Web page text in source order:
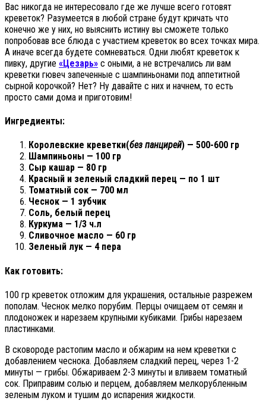
Вас никогда не интересовало где же лучше всего готовят
креветок? Разумеется в любой стране будут кричать что
конечно же у них, но выяснить истину вы сможете только
попробовав все блюда с участием креветок во всех точках мира.
А иначе всегда будете сомневаться. Одни любят креветок к
пивку, другие «Цезарь» с оными, а не встречались ли вам
креветки гювеч запеченные с шампиньонами под аппетитной
сырной корочкой? Нет? Ну давайте с них и начнем, то есть
просто сами дома и приготовим!
Ингредиенты:
Королевские креветки(без панцирей) — 500-600 гр
Шампиньоны — 100 гр
Сыр кашар — 80 гр
Красный и зеленый сладкий перец — по 1 шт
Томатный сок — 700 мл
Чеснок — 1 зубчик
Соль, белый перец
Куркума — 1/3 ч.л
Сливочное масло — 60 гр
Зеленый лук — 4 пера
Как готовить:
100 гр креветок отложим для украшения, остальные разрежем
пополам. Чеснок мелко порубим. Перцы очищаем от семян и
плодоножек и нарезаем крупными кубиками. Грибы нарезаем
пластинками.
В сковороде растопим масло и обжарим на нем креветки с
добавлением чеснока. Добавляем сладкий перец, через 1-2
минуты — грибы. Обжариваем 2-3 минуты и вливаем томатный
сок. Приправим солью и перцем, добавляем мелкорубленным
зеленым луком и тушим до испарения жидкости.